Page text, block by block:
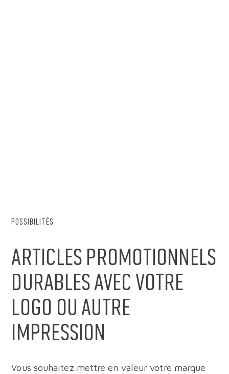
POSSIBILITÉS
Articles promotionnels
durables avec votre
logo ou autre
impression
Vous souhaitez mettre en valeur votre marque